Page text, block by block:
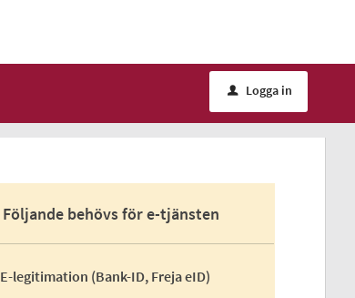
u Logga in
Följande behövs för e-tjänsten
E-legitimation (Bank-ID, Freja eID)